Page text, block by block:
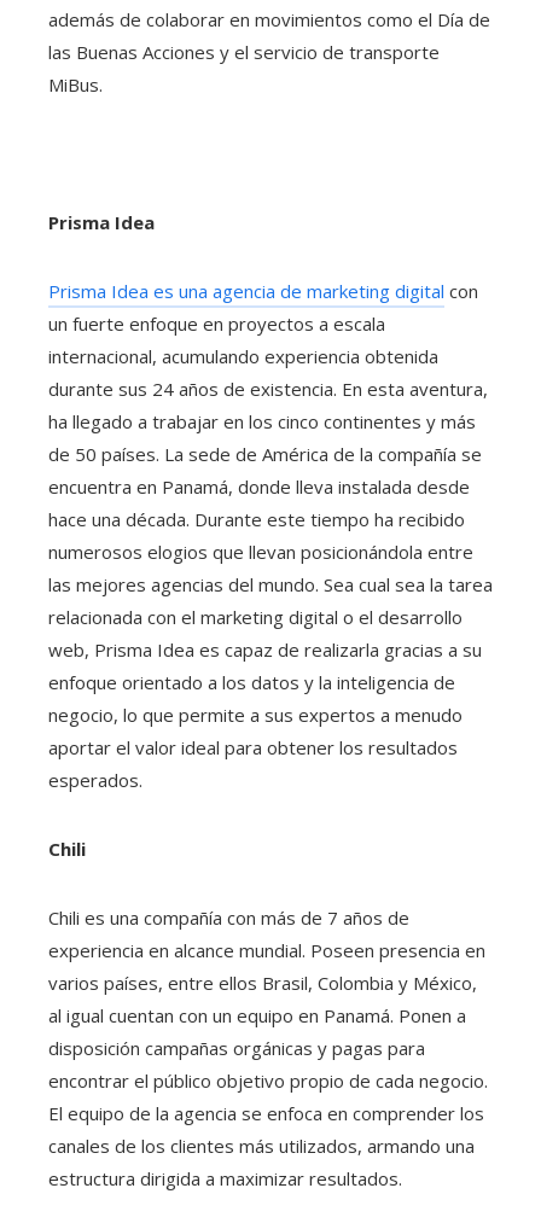
además de colaborar en movimientos como el Día de
las Buenas Acciones y el servicio de transporte
MiBus.
Prisma Idea
Prisma Idea es una agencia de marketing digital con
un fuerte enfoque en proyectos a escala
internacional, acumulando experiencia obtenida
durante sus 24 años de existencia. En esta aventura,
ha llegado a trabajar en los cinco continentes y más
de 50 países. La sede de América de la compañía se
encuentra en Panamá, donde lleva instalada desde
hace una década. Durante este tiempo ha recibido
numerosos elogios que llevan posicionándola entre
las mejores agencias del mundo. Sea cual sea la tarea
relacionada con el marketing digital o el desarrollo
web, Prisma Idea es capaz de realizarla gracias a su
enfoque orientado a los datos y la inteligencia de
negocio, lo que permite a sus expertos a menudo
aportar el valor ideal para obtener los resultados
esperados.
Chili
Chili es una compañía con más de 7 años de
experiencia en alcance mundial. Poseen presencia en
varios países, entre ellos Brasil, Colombia y México,
al igual cuentan con un equipo en Panamá. Ponen a
disposición campañas orgánicas y pagas para
encontrar el público objetivo propio de cada negocio.
El equipo de la agencia se enfoca en comprender los
canales de los clientes más utilizados, armando una
estructura dirigida a maximizar resultados.